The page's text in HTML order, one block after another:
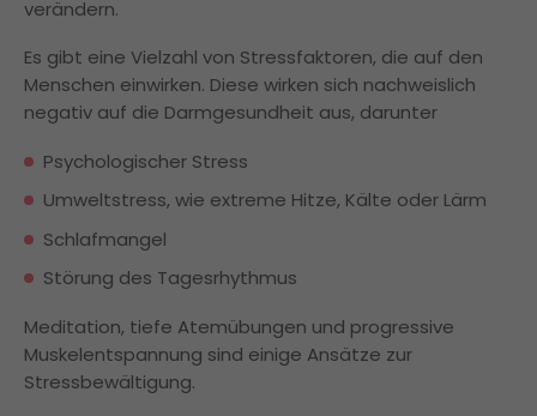
verändern.
Es gibt eine Vielzahl von Stressfaktoren, die auf den
Menschen einwirken. Diese wirken sich nachweislich
negativ auf die Darmgesundheit aus, darunter
Psychologischer Stress
Umweltstress, wie extreme Hitze, Kälte oder Lärm
Schlafmangel
Störung des Tagesrhythmus
Meditation, tiefe Atemübungen und progressive
Muskelentspannung sind einige Ansätze zur
Stressbewältigung.